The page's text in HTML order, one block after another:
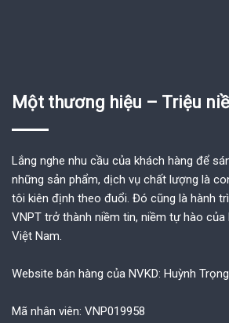
Một thương hiệu – Triệu
Lắng nghe nhu cầu của khách hàng để
những sản phẩm, dịch vụ chất lượng là
tôi kiên định theo đuổi. Đó cũng là hành
VNPT trở thành niềm tin, niềm tự hào của
Việt Nam.
Website bán hàng của NVKD: Huỳnh
Mã nhân viên: VNP019958